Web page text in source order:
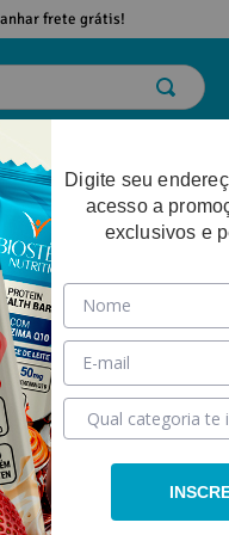
frete grátis!
Digite seu
acesso a
exclusivos e